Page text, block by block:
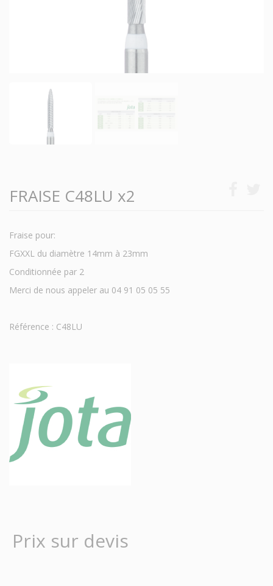
FRAISE C48LU x2
Fraise pour:
FGXXL du diamètre 14mm à 23mm
Conditionnée par 2
Merci de nous appeler au 04 91 05 05 55
Référence : C48LU
Prix sur devis